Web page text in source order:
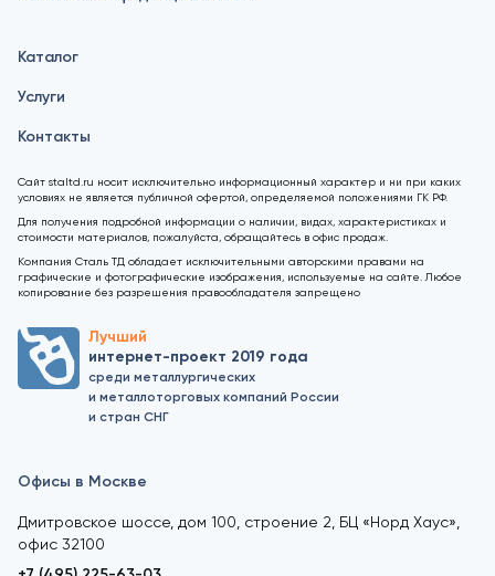
Каталог
Услуги
Контакты
Сайт staltd.ru носит исключительно информационный характер и ни при каких
условиях не является публичной офертой, определяемой положениями ГК РФ.
Для получения подробной информации о наличии, видах, характеристиках и
стоимости материалов, пожалуйста, обращайтесь в офис продаж.
Компания Сталь ТД обладает исключительными авторскими правами на
графические и фотографические изображения, используемые на сайте. Любое
копирование без разрешения правообладателя запрещено
Лучший
интернет-проект 2019 года
среди металлургических
и металлоторговых компаний России
и стран СНГ
Офисы в Москве
Дмитровское шоссе, дом 100, строение 2, БЦ «Норд Хаус»,
офис 32100